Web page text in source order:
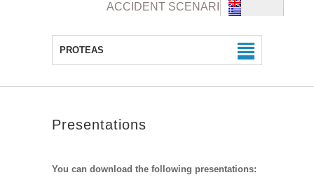
ACCIDENT SCENARIOS
PROTEAS
Presentations
You can download the following presentations: